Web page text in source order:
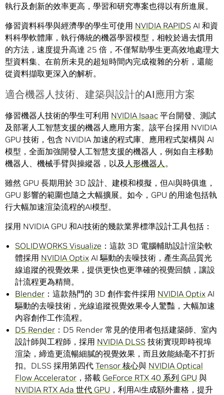
執行及創新的效率更高，學習和研究專案也得以有所進展。
修習資料科學與經濟學的學生可使用 NVIDIA RAPIDS AI 和資
料科學軟體庫，執行傳統的機器學習模型，相較於過去慣用
的方法，速度提升高達 25 倍，不僅幫助學生更高效地處理大
型資料集、在前所未見的超短時間內完成複雜的分析，還能
從資料擷取更深入的解析。
適合機器人技術、建築與設計的AI應用方案
修習機器人技術的學生可利用 NVIDIA Isaac 平台開發、測試
及部署人工智慧支援的機器人應用方案。該平台採用 NVIDIA
GPU 技術，包含 NVIDIA 加速的程式庫、應用程式架構與 AI
模型，全面加強開發人工智慧支援的機器人，例如自主移動
機器人、機械手臂與操縱器，以及 人形機器人 。
雖然 GPU 長期用於 3D 設計、建模和模擬，但AI與時俱進，
GPU 影響的範圍也隨之大幅擴展。如今，GPU 的用途包括執
行大幅加速渲染流程的AI模型。
採用 NVIDIA GPU 和AI技術的幾款業界標準設計工具包括：
SOLIDWORKS Visualize ：這款 3D 電腦輔助設計渲染軟
體採用 NVIDIA Optix AI 驅動的去噪技術，產生高品質光
線追蹤的視覺效果，提供更快也更準確的視覺回饋，讓設
計流程更為精簡。
Blender ：這款熱門的 3D 創作套件採用 NVIDIA Optix AI
驅動的去噪技術，光線追蹤視覺效果令人驚豔，大幅加速
內容創作工作流程。
D5 Render ：D5 Render 常見的使用者包括建築師、室內
設計師與工程師，採用 NVIDIA DLSS 技術實現即時視埠
渲染，締造更流暢細膩的視覺效果，而且效能絲毫不打折
扣。DLSS 採用第四代 Tensor 核心與 NVIDIA Optical
Flow Accelerator ，搭載 GeForce RTX 40 系列 GPU 與
NVIDIA RTX Ada 世代 GPU ，利用AI生成額外畫格，提升